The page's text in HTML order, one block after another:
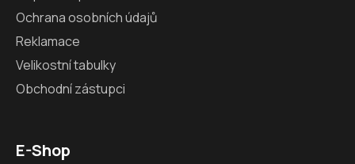
Ochrana osobních údajů
Reklamace
Velikostní tabulky
Obchodní zástupci
E-Shop